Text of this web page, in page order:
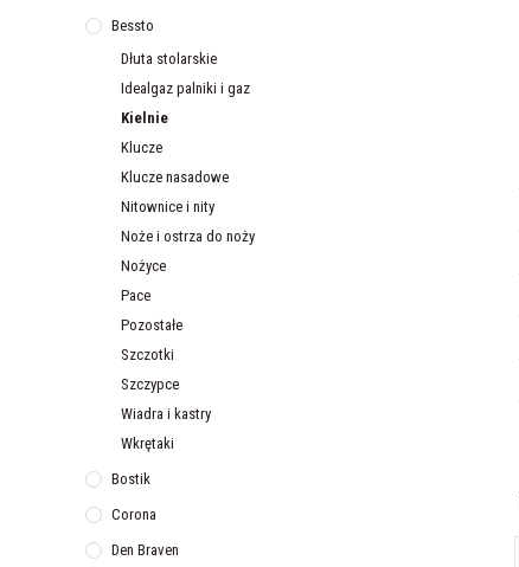
Bessto
Dłuta stolarskie
Idealgaz palniki i gaz
Kielnie
Klucze
Klucze nasadowe
Nitownice i nity
Noże i ostrza do noży
Nożyce
Pace
Pozostałe
Szczotki
Szczypce
Wiadra i kastry
Wkrętaki
Bostik
Corona
Den Braven